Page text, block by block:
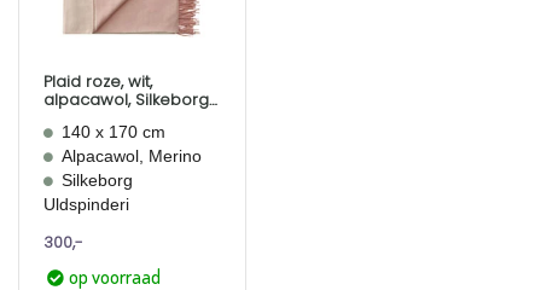
Plaid roze, wit,
alpacawol, Silkeborg
140 x 170 cm
Alpacawol, Merino
Silkeborg
Uldspinderi
300,-
op voorraad